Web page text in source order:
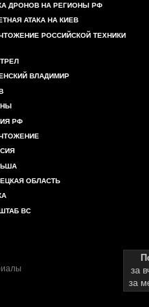
ДРОНОВ НА РЕГИОНЫ РФ
АТАКА НА КИЕВ
РОССИЙСКОЙ ТЕХНИКИ
ВЛАДИМИР
РФ
ОБЛАСТЬ
ВС
за
за